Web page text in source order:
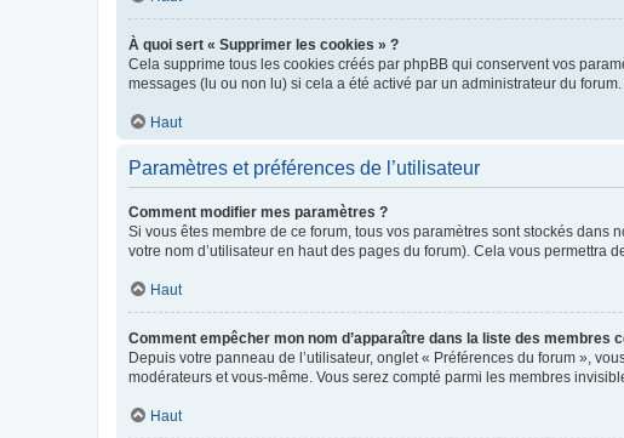
À quoi sert « Supprimer les cookies » ?
Cela supprime tous les cookies créés par phpBB qui conservent vos
messages (lu ou non lu) si cela a été activé par un administrateur du
Haut
Paramètres et préférences de l’utilisateur
Comment modifier mes paramètres ?
Si vous êtes membre de ce forum, tous vos paramètres sont stockés dans
votre nom d’utilisateur en haut des pages du forum). Cela vous permettra
Haut
Comment empêcher mon nom d’apparaître dans la liste des membres
Depuis votre panneau de l’utilisateur, onglet « Préférences du forum »,
modérateurs et vous-même. Vous serez compté parmi les membres
Haut